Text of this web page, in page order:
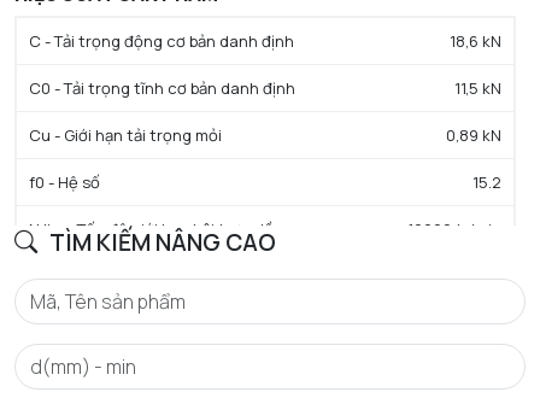
TÌM KIẾM NÂNG CAO
C - Tải trọng động cơ bản danh định 18,6 kN
C0 - Tải trọng tĩnh cơ bản danh định 11,5 kN
Cu - Giới hạn tải trọng mỏi 0,89 kN
f0 - Hệ số 15.2
N lim - Tốc độ giới hạn bôi trơn dầu 12000 tr/min
N lim - Tốc độ giới hạn bôi trơn mỡ 10000 tr/min
Tmin - Nhiệt độ hoạt động tối thiểu -40 °C
Tmax - Nhiệt độ hoạt động tối đa